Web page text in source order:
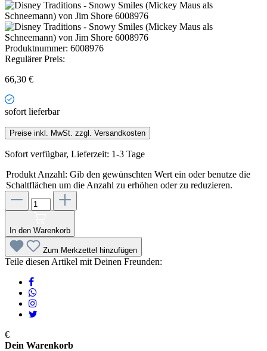
Produktnummer: 6008976
Regulärer Preis:
66,30 €
sofort lieferbar
Preise inkl. MwSt. zzgl. Versandkosten
Sofort verfügbar, Lieferzeit: 1-3 Tage
Produkt Anzahl: Gib den gewünschten Wert ein oder benutze die
Schaltflächen um die Anzahl zu erhöhen oder zu reduzieren.
In den Warenkorb
Zum Merkzettel hinzufügen
Teile diesen Artikel mit Deinen Freunden:
€
Dein Warenkorb